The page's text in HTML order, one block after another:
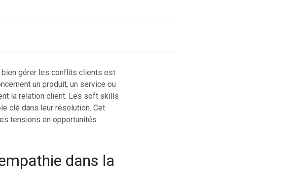
bien gérer les conflits clients est
un produit, un service ou
la relation client. Les soft skills
clé dans leur résolution. Cet
tensions en opportunités
dans la